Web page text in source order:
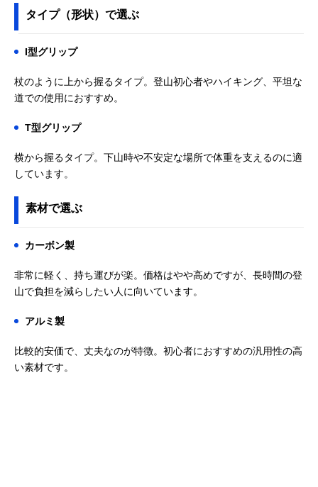
ラックダイヤモン
BD82328
スタンダードモデ
シナノ(SINANO)
ビギナーにもおす
ストック（I型）
Amazonで見る
ラックダイヤモン
ド) ディスタンス
FLZ BD82289
アルミ製折りたた
みモデル
Amazonで見る
Amazonで見る
タイプ（形状）で選ぶ
I型グリップ
杖のように上から握るタイプ。登山初心者やハイキング、平坦な
道での使用におすすめ。
T型グリップ
横から握るタイプ。下山時や不安定な場所で体重を支えるのに適
しています。
素材で選ぶ
カーボン製
非常に軽く、持ち運びが楽。価格はやや高めですが、長時間の登
山で負担を減らしたい人に向いています。
アルミ製
比較的安価で、丈夫なのが特徴。初心者におすすめの汎用性の高
い素材です。